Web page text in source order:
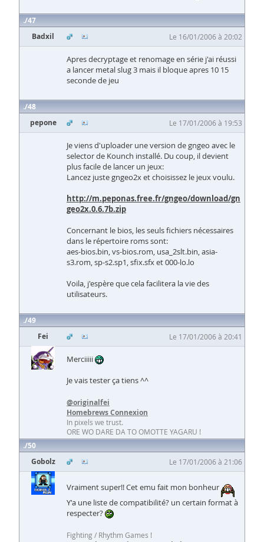
47
Badxil
Le 16/01/2006 à 20:02
Apres decryptage et renomage en série j'ai réussi
a lancer metal slug 3 mais il bloque apres 10 15
seconde de jeu
48
pepone
Le 17/01/2006 à 19:53
Je viens d'uploader une version de gngeo avec le
selector de Kounch installé. Du coup, il devient
plus facile de lancer un jeux:
Lancez juste gngeo2x et choisissez le jeux voulu.
http://m.peponas.free.fr/gngeo/download/gn
geo2x.0.6.7b.zip
Concernant le bios, les seuls fichiers nécessaires
dans le répertoire roms sont:
aes-bios.bin, vs-bios.rom, usa_2slt.bin, asia-
s3.rom, sp-s2.sp1, sfix.sfx et 000-lo.lo
Voila, j'espère que cela facilitera la vie des
utilisateurs.
49
Fei
Le 17/01/2006 à 20:41
Merciiiii
Je vais tester ça tiens ^^
@originalfei
Homebrews Connexion
In pixels we trust.
ORE WO DARE DA TO OMOTTE YAGARU !
50
Gobolz
Le 17/01/2006 à 21:06
Vraiment super!! Cet emu fait mon bonheur
Y'a une liste de compatibilité? un certain format à
respecter?
Fighting / Rhythm Games !